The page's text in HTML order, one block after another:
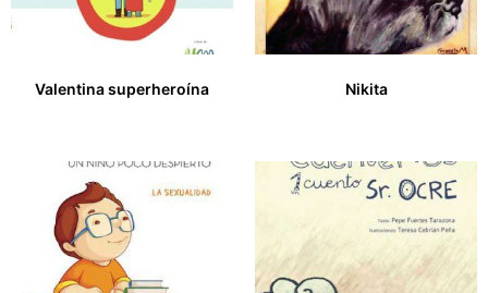
Valentina superheroína
Nikita